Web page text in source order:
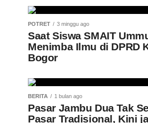
POTRET 3 minggu ago
Saat Siswa SMAIT
Menimba Ilmu di DPRD
Bogor
BERITA 1 bulan ago
Pasar Jambu Dua Tak
Pasar Tradisional, Kini